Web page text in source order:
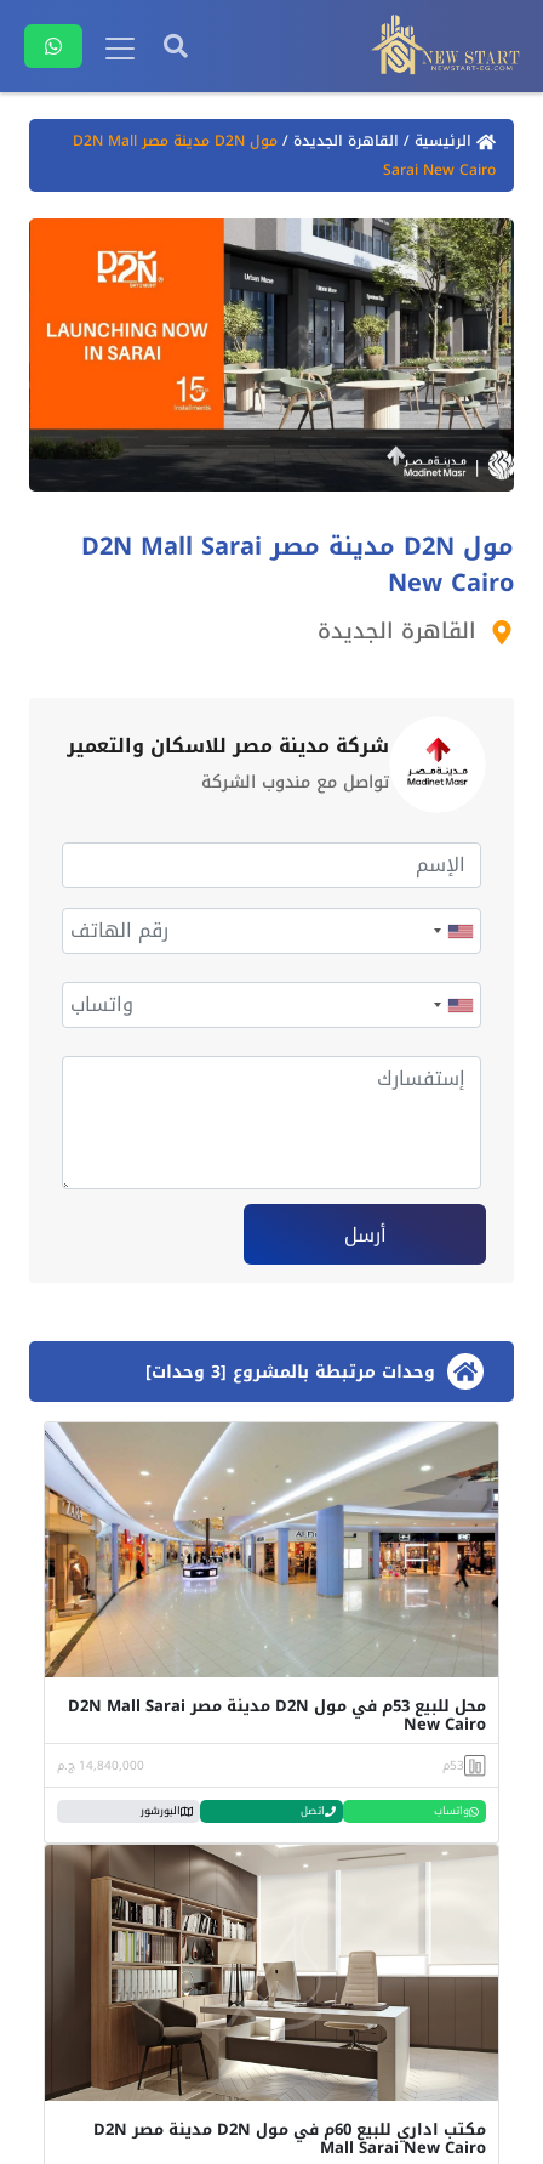
الرئيسية/ القاهرة الجديدة/
مول D2N مدينة مصر D2N Mall
Sarai New Cairo
مول D2N مدينة مصر D2N Mall Sarai
New Cairo
القاهرة الجديدة
شركة مدينة مصر للاسكان والتعمير
تواصل مع مندوب الشركة
أرسل
وحدات مرتبطة بالمشروع [3 وحدات]
محل للبيع 53م في مول D2N مدينة مصر D2N Mall Sarai
New Cairo
53م 14,840,000 ج.م
واتساب اتصل البورشور
مكتب اداري للبيع 60م في مول D2N مدينة مصر D2N
Mall Sarai New Cairo